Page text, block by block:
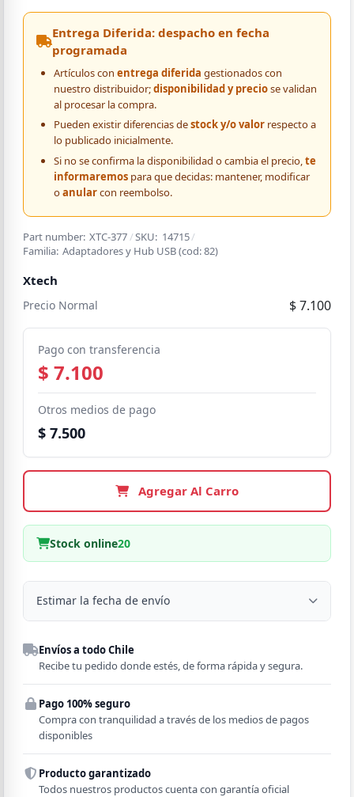
Entrega Diferida: despacho en fecha
programada
Artículos con entrega diferida gestionados con
nuestro distribuidor;disponibilidad y preciose validan
al procesar la compra.
Pueden existir diferencias destock y/o valorrespecto a
lo publicado inicialmente.
Si no se confirma la disponibilidad o cambia el precio,te
informaremospara que decidas: mantener, modificar
oanularcon reembolso.
Part number: XTC-377 /SKU: 14715/
Familia: Adaptadores y Hub USB(cod:82)
Xtech
Precio Normal $ 7.100
Pago con transferencia
$ 7.100
Otros medios de pago
$ 7.500
Agregar Al Carro
Stock online20
Estimar la fecha de envío
Despacho a domicilio
Región
Comuna
Envíos a todo Chile
Recibe tu pedido donde estés, de forma rápida y segura.
Pago 100% seguro
Compra con tranquilidad a través de los medios de pagos
disponibles
Producto garantizado
Todos nuestros productos cuenta con garantía oficial